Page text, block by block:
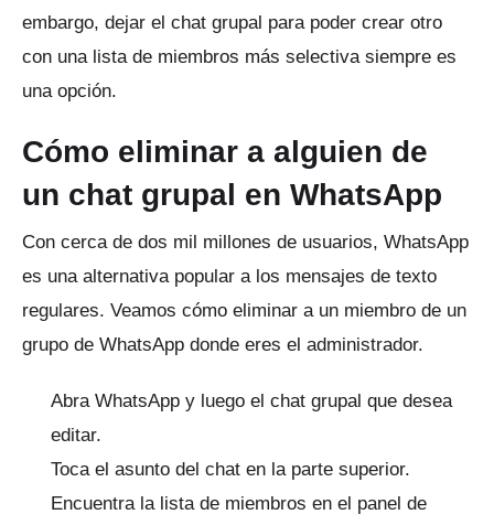
embargo, dejar el chat grupal para poder crear otro
con una lista de miembros más selectiva siempre es
una opción.
Cómo eliminar a alguien de
un chat grupal en WhatsApp
Con cerca de dos mil millones de usuarios, WhatsApp
es una alternativa popular a los mensajes de texto
regulares. Veamos cómo eliminar a un miembro de un
grupo de WhatsApp donde eres el administrador.
Abra WhatsApp y luego el chat grupal que desea
editar.
Toca el asunto del chat en la parte superior.
Encuentra la lista de miembros en el panel de